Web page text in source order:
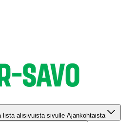
lista alisivuista sivulle Ajankohtaista